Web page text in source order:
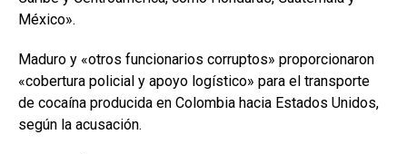
México».
Maduro y «otros funcionarios corruptos» proporcionaron
«cobertura policial y apoyo logístico» para el transporte
de cocaína producida en Colombia hacia Estados Unidos,
según la acusación.